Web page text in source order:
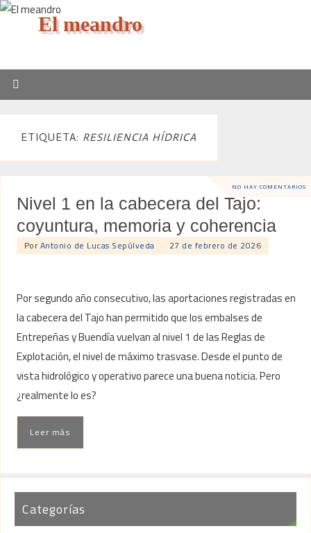
El meandro
ETIQUETA: RESILIENCIA HÍDRICA
NO HAY COMENTARIOS
Nivel 1 en la cabecera del Tajo:
coyuntura, memoria y coherencia
PorAntonio de Lucas Sepúlveda 27 de febrero de 2026
Por segundo año consecutivo, las aportaciones registradas en
la cabecera del Tajo han permitido que los embalses de
Entrepeñas y Buendía vuelvan al nivel 1 de las Reglas de
Explotación, el nivel de máximo trasvase. Desde el punto de
vista hidrológico y operativo parece una buena noticia. Pero
¿realmente lo es?
Leer más
Categorías